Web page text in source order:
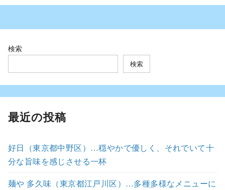
検索
検索
最近の投稿
好日（東京都中野区）…穏やかで優しく、それでいて十
分な旨味を感じさせる一杯
麺や 多久味（東京都江戸川区）…多種多様なメニューに